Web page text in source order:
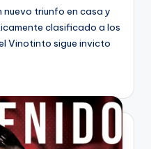
nuevo triunfo en casa y
clasificado a los
Vinotinto sigue invicto